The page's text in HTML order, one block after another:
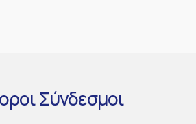
Σύνδεσμοι